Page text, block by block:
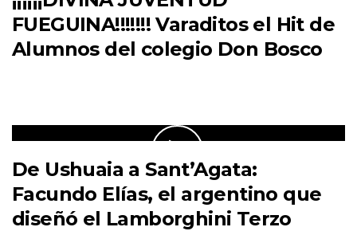
FUEGUINA!!!!!!! Varaditos el Hit de
Alumnos del colegio Don Bosco
De Ushuaia a Sant’Agata:
Facundo Elías, el argentino que
diseñó el Lamborghini Terzo